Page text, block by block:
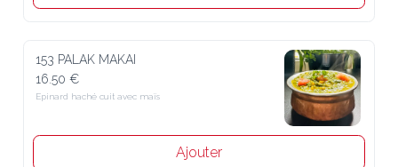
153 PALAK MAKAI
16.50 €
Epinard haché cuit avec maïs
Ajouter